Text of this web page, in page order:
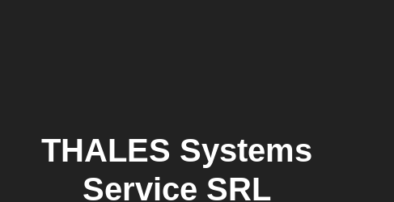
THALES Systems
Service SRL